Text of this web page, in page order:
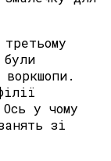
у чому
зі